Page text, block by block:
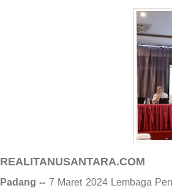
REALITANUSANTARA.COM
Padang -- 7 Maret 2024 Lembaga